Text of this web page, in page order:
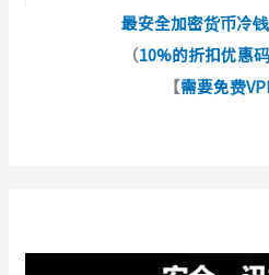
最安全加密货币冷
（10%的折扣优惠
【需要免费